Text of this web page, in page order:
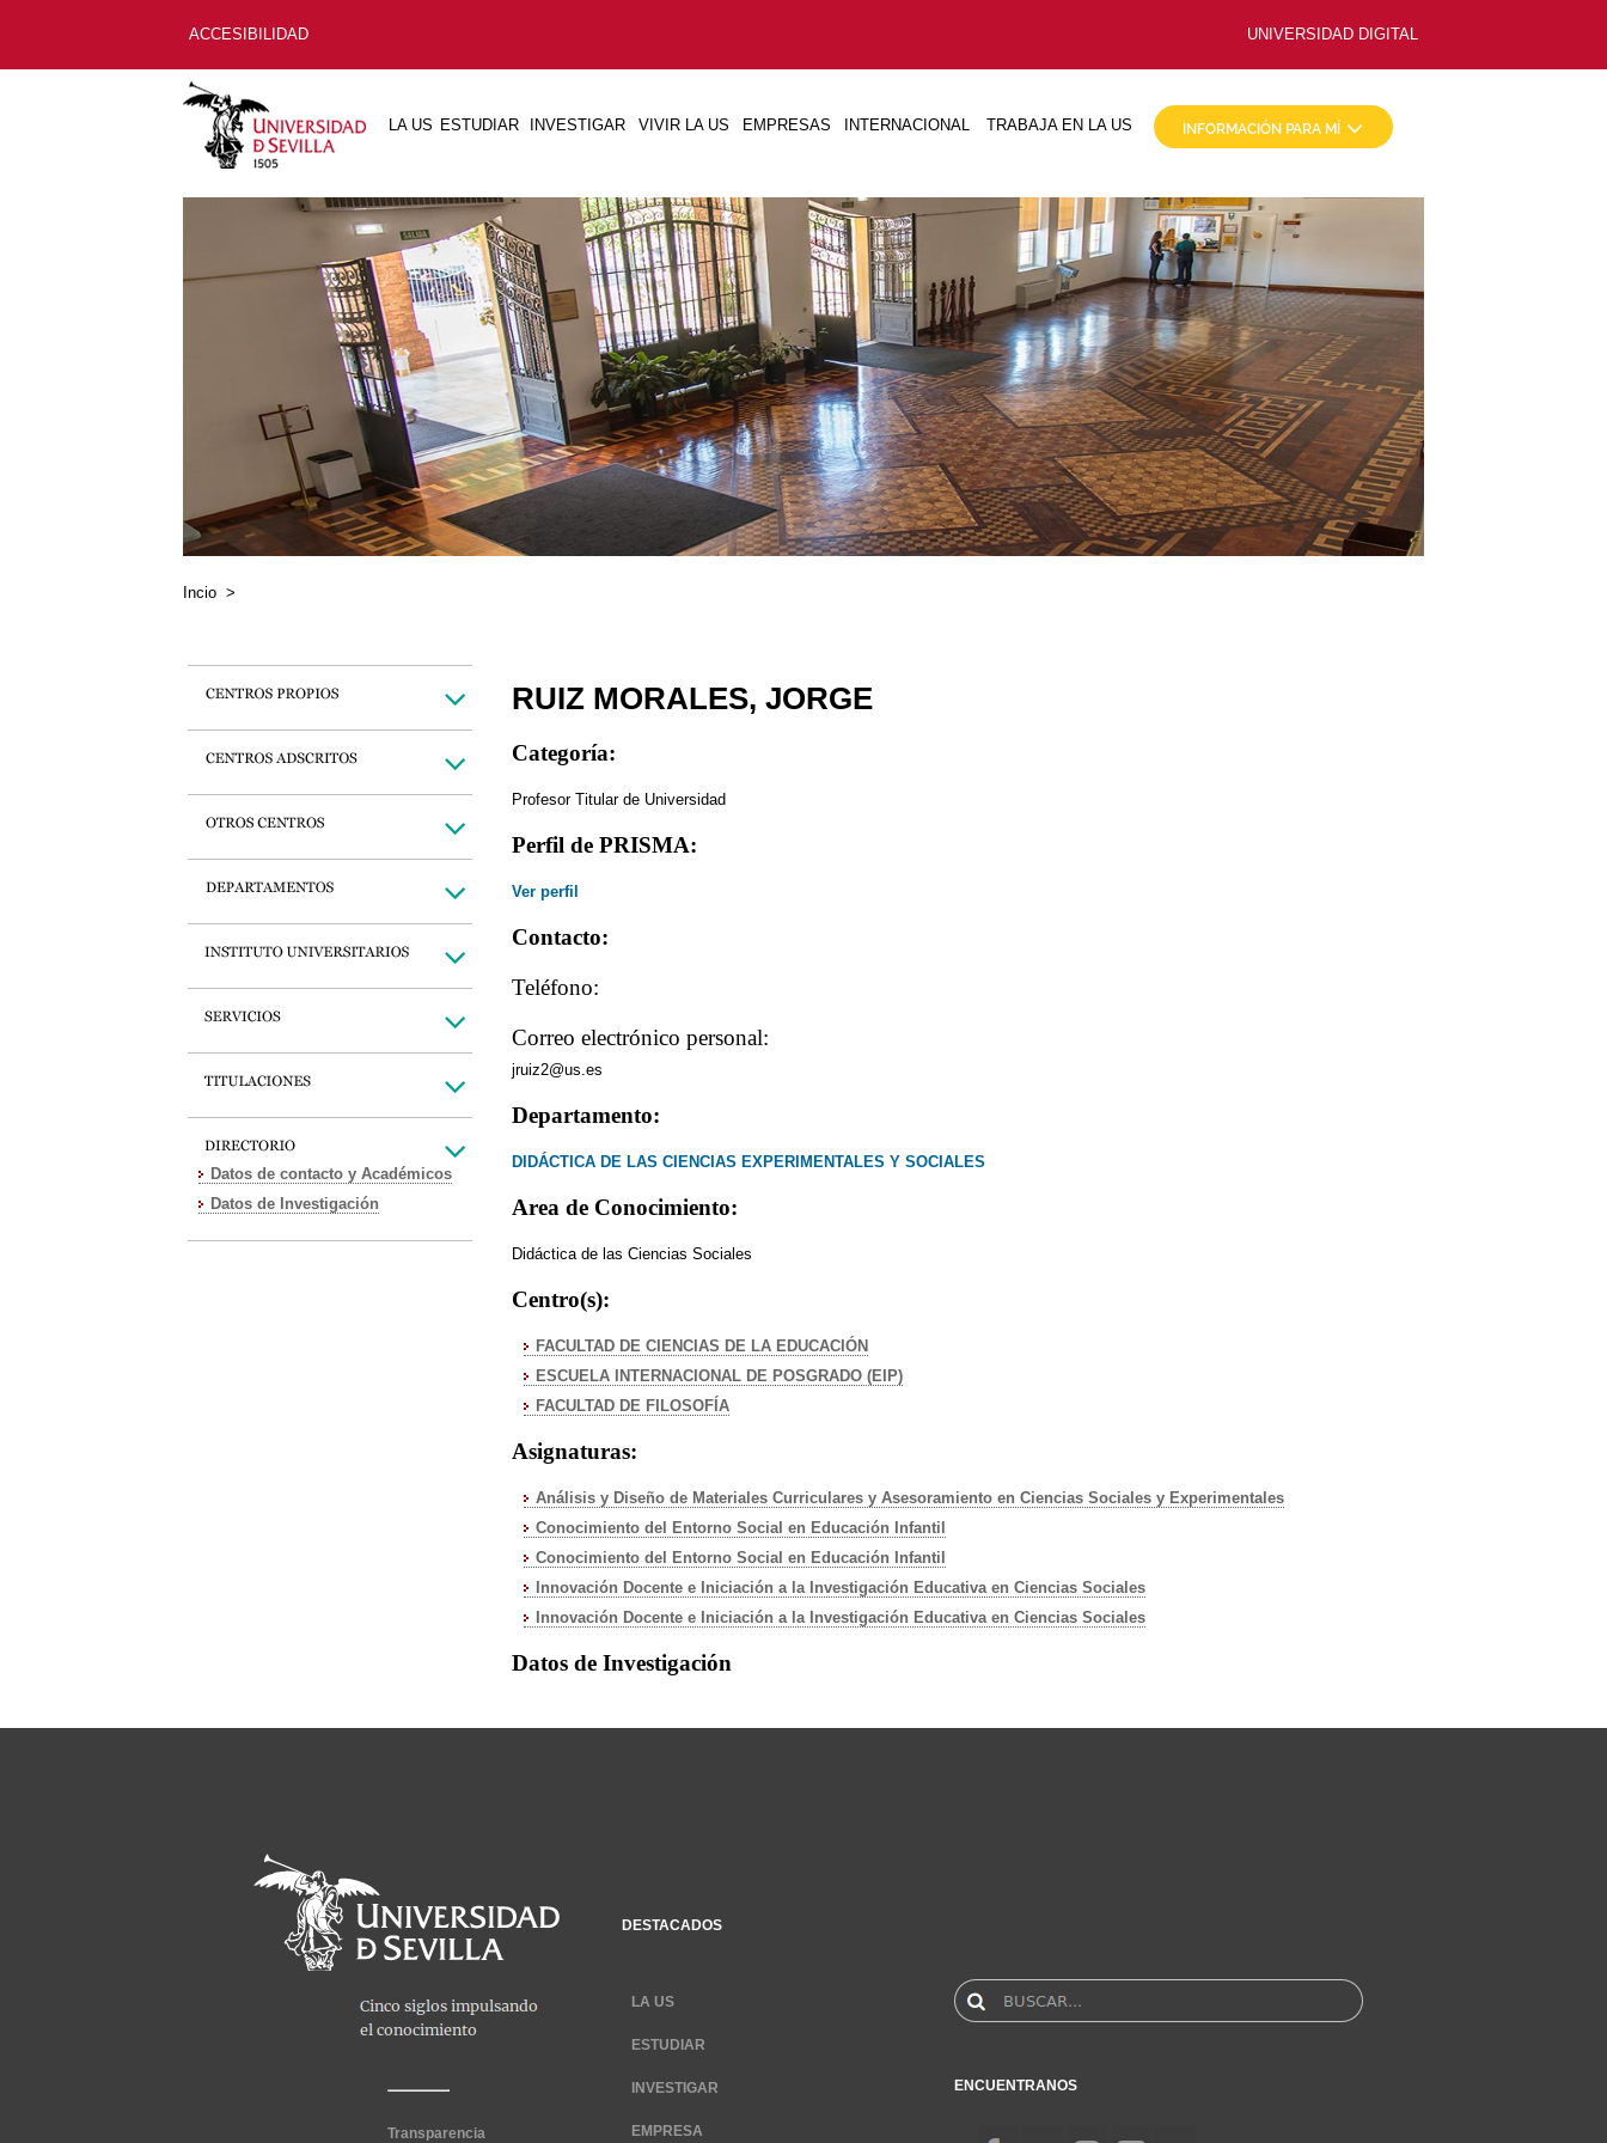
ACCESIBILIDAD UNIVERSIDAD DIGITAL
LA US ESTUDIAR INVESTIGAR VIVIR LA US EMPRESAS INTERNACIONAL TRABAJA EN LA US
Incio >
Datos de contacto y Académicos
Datos de Investigación
RUIZ MORALES, JORGE
Categoría:
Profesor Titular de Universidad
Perfil de PRISMA:
Ver perfil
Contacto:
Teléfono:
Correo electrónico personal:
jruiz2@us.es
Departamento:
DIDÁCTICA DE LAS CIENCIAS EXPERIMENTALES Y SOCIALES
Area de Conocimiento:
Didáctica de las Ciencias Sociales
Centro(s):
FACULTAD DE CIENCIAS DE LA EDUCACIÓN
ESCUELA INTERNACIONAL DE POSGRADO (EIP)
FACULTAD DE FILOSOFÍA
Asignaturas:
Análisis y Diseño de Materiales Curriculares y Asesoramiento en Ciencias Sociales y Experimentales
Conocimiento del Entorno Social en Educación Infantil
Conocimiento del Entorno Social en Educación Infantil
Innovación Docente e Iniciación a la Investigación Educativa en Ciencias Sociales
Innovación Docente e Iniciación a la Investigación Educativa en Ciencias Sociales
Datos de Investigación
Transparencia
DESTACADOS
LA US
ESTUDIAR
INVESTIGAR
EMPRESA
ENCUENTRANOS